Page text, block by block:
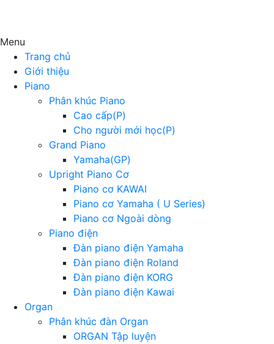
Menu
Trang chủ
Giới thiệu
Piano
Phân khúc Piano
Cao cấp(P)
Cho người mới học(P)
Grand Piano
Yamaha(GP)
Upright Piano Cơ
Piano cơ KAWAI
Piano cơ Yamaha ( U Series)
Piano cơ Ngoài dòng
Piano điện
Đàn piano điện Yamaha
Đàn piano điện Roland
Đàn piano điện KORG
Đàn piano điện Kawai
Organ
Phân khúc đàn Organ
ORGAN Tập luyện